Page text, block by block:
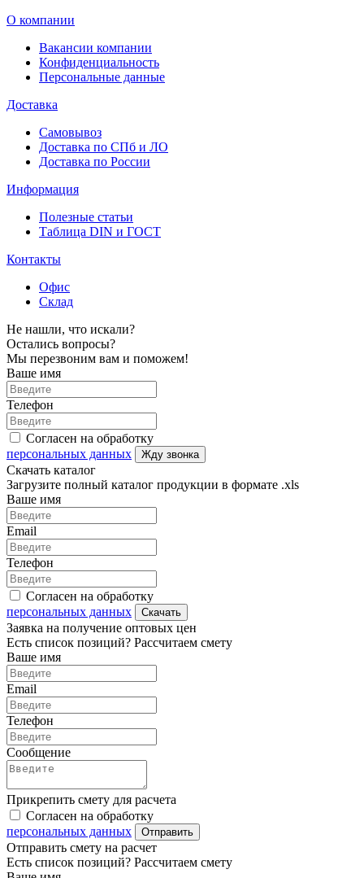
О компании
Вакансии компании
Конфиденциальность
Персональные данные
Доставка
Самовывоз
Доставка по СПб и ЛО
Доставка по России
Информация
Полезные статьи
Таблица DIN и ГОСТ
Контакты
Офис
Склад
Не нашли, что искали?
Остались вопросы?
Мы перезвоним вам и поможем!
Ваше имя
Телефон
Согласен на обработку
персональных данных
Жду звонка
Скачать каталог
Загрузите полный каталог продукции в формате .xls
Ваше имя
Email
Телефон
Согласен на обработку
персональных данных
Скачать
Заявка на получение оптовых цен
Есть список позиций? Рассчитаем смету
Ваше имя
Email
Телефон
Сообщение
Прикрепить смету для расчета
Согласен на обработку
персональных данных
Отправить
Отправить смету на расчет
Есть список позиций? Рассчитаем смету